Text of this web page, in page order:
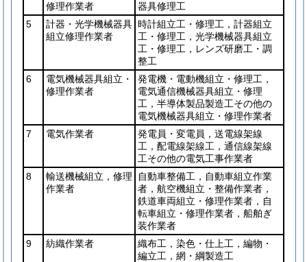
修理作業者
器具修理工
5
計器・光学機械器具
組立修理作業者
時計組立工・修理工，計器組立
工・修理工，光学機械器具組立
工・修理工，レンズ研磨工・調
整工
6
電気機械器具組立・
修理作業者
発電機・電動機組立・修理工，
電気通信機械器具組立・修理
工，半導体製品製造工その他の
電気機械器具組立・修理作業者
7
電気作業者
発電員・変電員，送電線架線
工，配電線架線工，通信線架線
工その他の電気工事作業者
8
輸送機械組立，修理
作業者
自動車整備工，自動車組立作業
者，航空機組立・整備作業者，
鉄道車両組立・修理作業者，自
転車組立・修理作業者，船舶ぎ
装作業者
9
紡織作業者
織布工，染色・仕上工，編物・
編立工，網・綱製造工